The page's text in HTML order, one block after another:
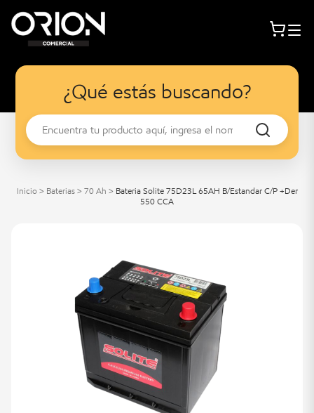
¿Qué estás buscando?
Inicio > Baterias > 70 Ah > Bateria Solite 75D23L 65AH B/Estandar C/P +Der
550 CCA